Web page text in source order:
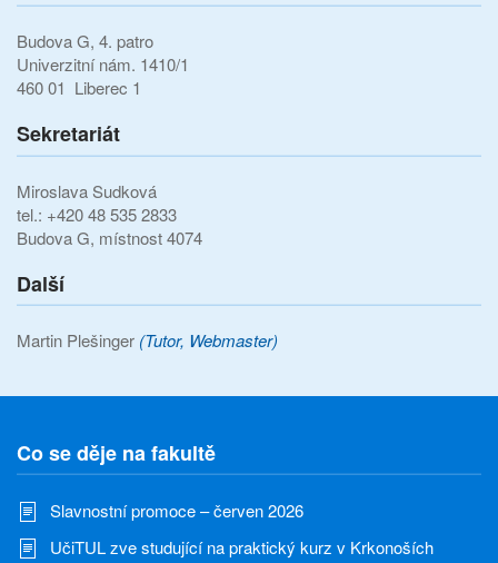
Budova G, 4. patro
Univerzitní nám. 1410/1
460 01 Liberec 1
Sekretariát
Miroslava Sudková
tel.: +420 48 535 2833
Budova G, místnost 4074
Další
Martin Plešinger (Tutor, Webmaster)
Co se děje na fakultě
Slavnostní promoce – červen 2026
UčiTUL zve studující na praktický kurz v Krkonoších